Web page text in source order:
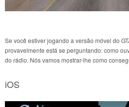
Se você estiver jogando a versão móvel do
provavelmente está se perguntando: como
do rádio. Nós vamos mostrar-lhe como
iOS